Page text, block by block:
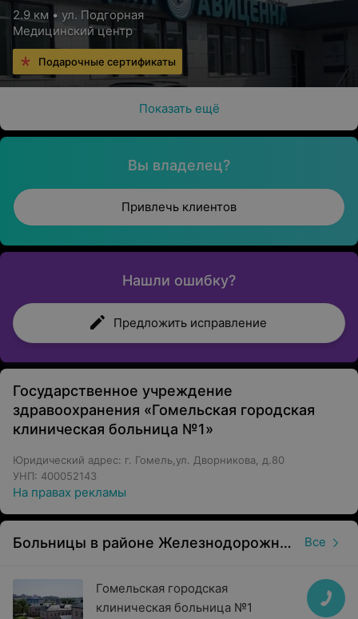
2.9 км • ул. Подгорная
Медицинский центр
Подарочные сертификаты
Показать ещё
Вы владелец?
Привлечь клиентов
Нашли ошибку?
Предложить исправление
Государственное учреждение
здравоохранения «Гомельская городская
клиническая больница №1»
Юридический адрес: г. Гомель,ул. Дворникова, д.80
УНП: 400052143
На правах рекламы
Больницы в районе Железнодорожный в Гомеле Все
Гомельская городская
клиническая больница №1